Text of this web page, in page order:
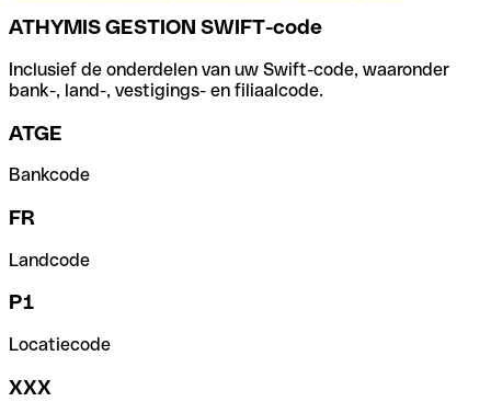
ATHYMIS GESTION SWIFT-code
Inclusief de onderdelen van uw Swift-code, waaronder
bank-, land-, vestigings- en filiaalcode.
ATGE
Bankcode
FR
Landcode
P1
Locatiecode
XXX